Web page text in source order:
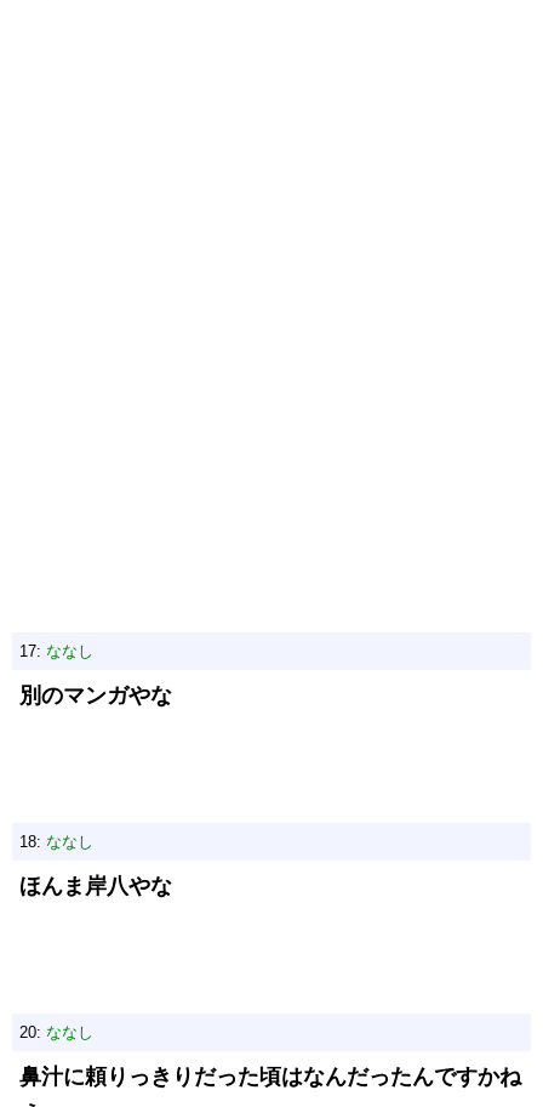
17: ななし
別のマンガやな
18: ななし
ほんま岸八やな
20: ななし
鼻汁に頼りっきりだった頃はなんだったんですかね